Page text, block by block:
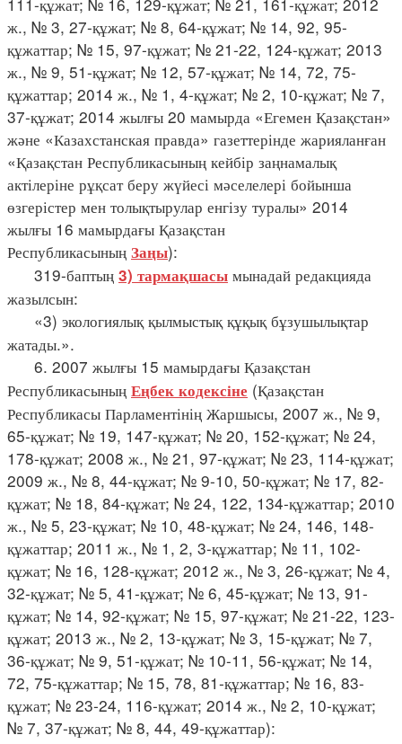
ж., № 3, 27-құжат; № 8, 64-құжат; № 14, 92, 95-
құжаттар; № 15, 97-құжат; № 21-22, 124-құжат; 2013
ж., № 9, 51-құжат; № 12, 57-құжат; № 14, 72, 75-
құжаттар; 2014 ж., № 1, 4-құжат; № 2, 10-құжат; № 7,
37-құжат; 2014 жылғы 20 мамырда «Егемен Қазақстан»
және «Казахстанская правда» газеттерінде жарияланған
«Қазақстан Республикасының кейбір заңнамалық
актілеріне рұқсат беру жүйесі мәселелері бойынша
өзгерістер мен толықтырулар енгізу туралы» 2014
жылғы 16 мамырдағы Қазақстан
Республикасының Заңы):
319-баптың 3) тармақшасы мынадай редакцияда
жазылсын:
«3) экологиялық қылмыстық құқық бұзушылықтар
жатады.».
6. 2007 жылғы 15 мамырдағы Қазақстан
Республикасының Еңбек кодексіне (Қазақстан
Республикасы Парламентінің Жаршысы, 2007 ж., № 9,
65-құжат; № 19, 147-құжат; № 20, 152-құжат; № 24,
178-құжат; 2008 ж., № 21, 97-құжат; № 23, 114-құжат;
2009 ж., № 8, 44-құжат; № 9-10, 50-құжат; № 17, 82-
құжат; № 18, 84-құжат; № 24, 122, 134-құжаттар; 2010
ж., № 5, 23-құжат; № 10, 48-құжат; № 24, 146, 148-
құжаттар; 2011 ж., № 1, 2, 3-құжаттар; № 11, 102-
құжат; № 16, 128-құжат; 2012 ж., № 3, 26-құжат; № 4,
32-құжат; № 5, 41-құжат; № 6, 45-құжат; № 13, 91-
құжат; № 14, 92-құжат; № 15, 97-құжат; № 21-22, 123-
құжат; 2013 ж., № 2, 13-құжат; № 3, 15-құжат; № 7,
36-құжат; № 9, 51-құжат; № 10-11, 56-құжат; № 14,
72, 75-құжаттар; № 15, 78, 81-құжаттар; № 16, 83-
құжат; № 23-24, 116-құжат; 2014 ж., № 2, 10-құжат;
№ 7, 37-құжат; № 8, 44, 49-құжаттар):